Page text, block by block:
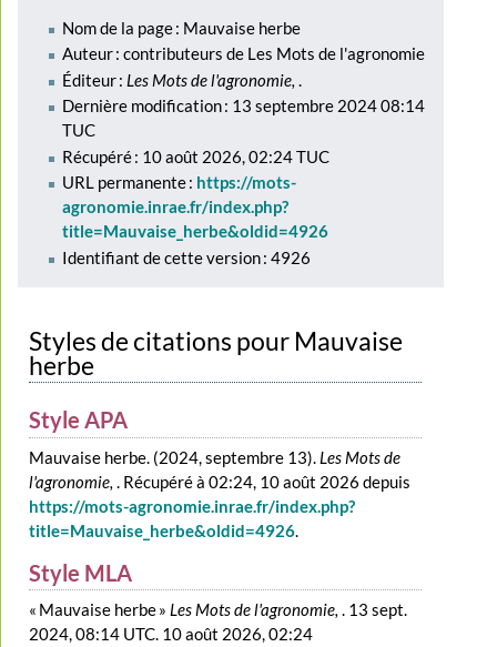
Nom de la page : Mauvaise herbe
Auteur : contributeurs de Les Mots de l'agronomie
Éditeur : Les Mots de l'agronomie, .
Dernière modification : 13 septembre 2024 08:14
TUC
Récupéré : 10 août 2026, 02:24 TUC
URL permanente : https://mots-
agronomie.inrae.fr/index.php?
title=Mauvaise_herbe&oldid=4926
Identifiant de cette version : 4926
Styles de citations pour Mauvaise
herbe
Style APA
Mauvaise herbe. (2024, septembre 13). Les Mots de
l'agronomie,. Récupéré à 02:24, 10 août 2026 depuis
https://mots-agronomie.inrae.fr/index.php?
title=Mauvaise_herbe&oldid=4926.
Style MLA
« Mauvaise herbe » Les Mots de l'agronomie,. 13 sept.
2024, 08:14 UTC. 10 août 2026, 02:24